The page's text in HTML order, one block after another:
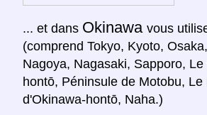
... et dans Okinawa vous
(comprend Tokyo, Kyoto,
Nagoya, Nagasaki, Sapporo,
hontō, Péninsule de Motobu, Le
d'Okinawa-hontō, Naha.)